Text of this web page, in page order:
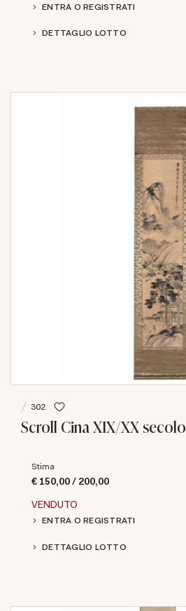
ENTRA O REGISTRATI
DETTAGLIO LOTTO
302
Scroll Cina XIX/XX secolo
Stima
€ 150,00 / 200,00
VENDUTO
ENTRA O REGISTRATI
DETTAGLIO LOTTO